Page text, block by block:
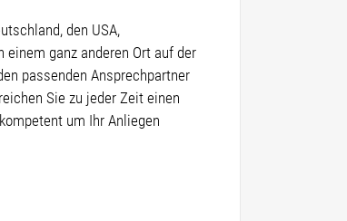
den USA,
einem ganz anderen Ort auf der
passenden Ansprechpartner
Sie zu jeder Zeit einen
um Ihr Anliegen